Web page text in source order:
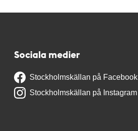
Sociala medier
Stockholmskällan på Facebook
Stockholmskällan på Instagram